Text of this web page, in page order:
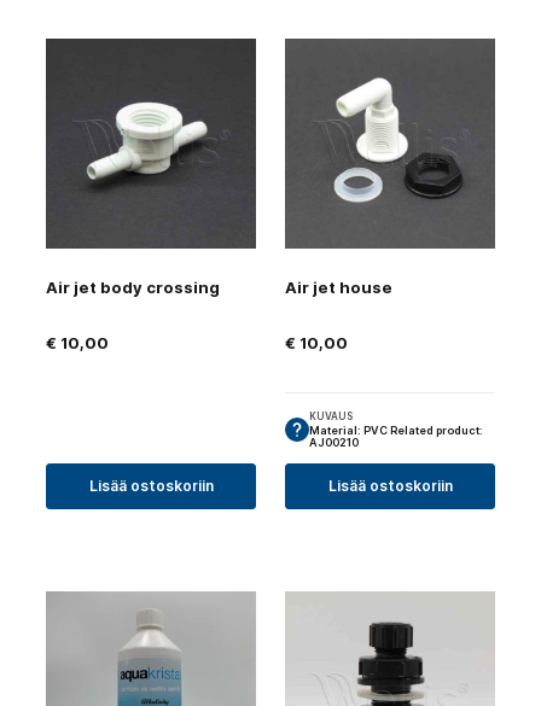
Air jet body crossing
€ 10,00
Lisää ostoskoriin
Air jet house
€ 10,00
KUVAUS
Material: PVC Related product:
AJ00210
Lisää ostoskoriin